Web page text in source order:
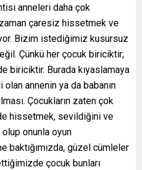
anneleri daha çok
çaresiz hissetmek ve
Bizim istediğimiz kusursuz
Çünkü her çocuk biriciktir;
biriciktir. Burada kıyaslamaya
annenin ya da babanın
Çocukların zaten çok
hissetmek, sevildiğini ve
onunla oyun
baktığımızda, güzel cümleler
çocuk bunları